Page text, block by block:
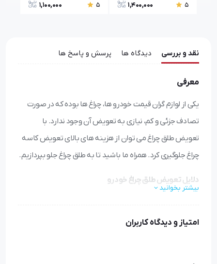
5
1,400,000
5
1,100,000
نقد و بررسی دیدگاه ها پرسش و پاسخ ها
معرفی
یکی از لوازم گران قیمت خودرو ها، چراغ ها بوده که در صورت
تصادف جزئی و کم، نیازی به تعویض آن وجود ندارد. با
تعویض طلق چراغ می توان از هزینه های بالای تعویض کاسه
چراغ جلوگیری کرد. همراه ما باشید تا به طلق چراغ جلو بپردازیم.
دلایل تعویض طلق چراغ خودرو
احتمال وقوع تصادفات و صدمه به خودرو و افراد را افزایش می‌
بیشتر بخوانید
امتیاز و دیدگاه کاربران